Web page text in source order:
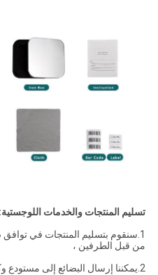
تسليم المنتجات والخدمات اللوجستية:
1.سنقوم بتسليم المنتجات في
من قبل الطرفين ،
2.يمكننا إرسال البضائع إلى مستودع وكيل الشحن المعين من قبل عملائنا ،